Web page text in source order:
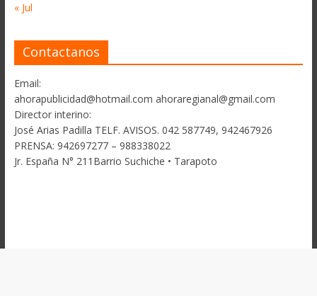
« Jul
Contactanos
Email:
ahorapublicidad@hotmail.com ahoraregianal@gmail.com
Director interino:
José Arias Padilla TELF. AVISOS. 042 587749, 942467926
PRENSA: 942697277 – 988338022
Jr. España N° 211Barrio Suchiche • Tarapoto